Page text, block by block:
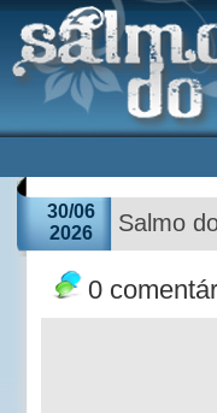
30/06
2026
Salmo
0